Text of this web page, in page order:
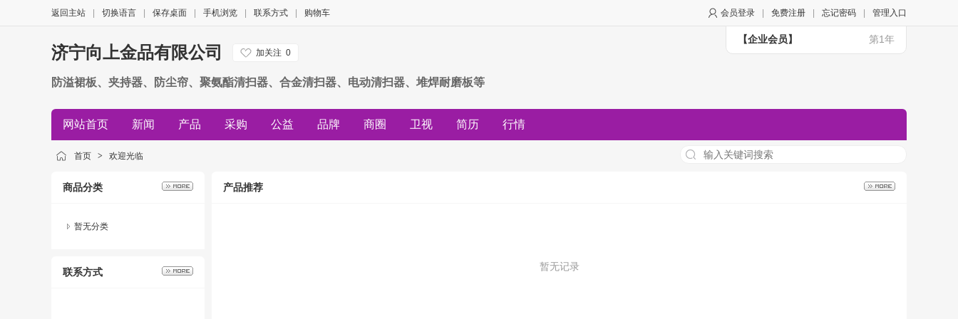
会员登录 免费注册 忘记密码 管理入口
返回主站 切换语言 保存桌面 手机浏览 联系方式 购物车
【企业会员】 第1年
济宁向上金品有限公司 加关注 0
防溢裙板、夹持器、防尘帘、聚氨酯清扫器、合金清扫器、电动清扫器、堆焊耐磨板等
网站首页 新闻 产品 采购 公益 品牌 商圈 卫视 简历 行情
首页 > 欢迎光临
商品分类
暂无分类
联系方式
产品推荐
暂无记录